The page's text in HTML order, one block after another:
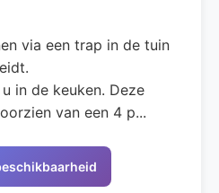
via een trap in de tuin
in de keuken. Deze
van een 4 p...